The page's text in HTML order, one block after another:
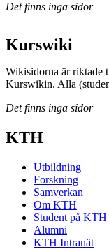
Det finns inga sidor
Kurswiki
Wikisidorna är riktade
Kurswikin. Alla
Det finns inga sidor
KTH
Utbildning
Forskning
Samverkan
Om KTH
Student på KTH
Alumni
KTH Intranät